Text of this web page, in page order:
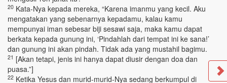
20 Kata-Nya kepada mereka, “Karena imanmu yang kecil. Aku
mengatakan yang sebenarnya kepadamu, kalau kamu
mempunyai iman sebesar biji sesawi saja, maka kamu dapat
berkata kepada gunung ini, ‘Pindahlah dari tempat ini ke sana!’
dan gunung ini akan pindah. Tidak ada yang mustahil bagimu.
21 [Akan tetapi, jenis ini hanya dapat diusir dengan doa dan
puasa.”]
22 Ketika Yesus dan murid-murid-Nya sedang berkumpul di